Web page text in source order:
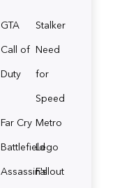
GTA
Stalker
Call of
Duty
Need
for
Speed
Far Cry Metro
BattlefieldLego
Assassin'sFallout